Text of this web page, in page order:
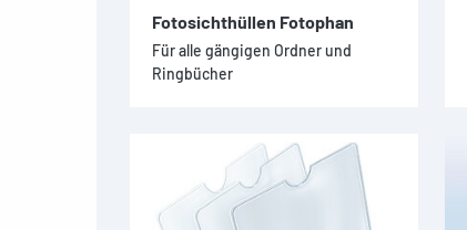
Fotosichthüllen Fotophan
Für alle gängigen Ordner und
Ringbücher